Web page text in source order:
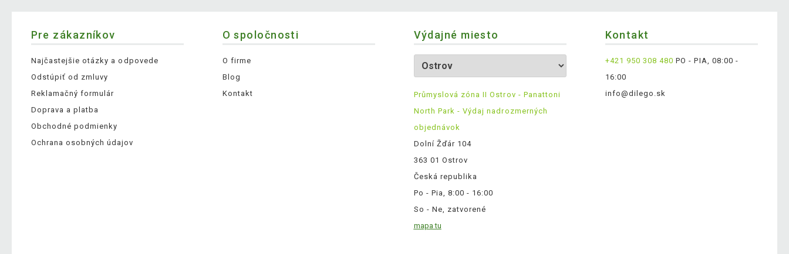
Pre zákazníkov
Najčastejšie otázky a odpovede
Odstúpiť od zmluvy
Reklamačný formulár
Doprava a platba
Obchodné podmienky
Ochrana osobných údajov
O spoločnosti
O firme
Blog
Kontakt
Výdajné miesto
Průmyslová zóna II Ostrov - Panattoni
North Park - Výdaj nadrozmerných
objednávok
Dolní Žďár 104
363 01 Ostrov
Česká republika
Po - Pia, 8:00 - 16:00
So - Ne, zatvorené
mapa tu
Kontakt
+421 950 308 480 PO - PIA, 08:00 -
16:00
info@dilego.sk